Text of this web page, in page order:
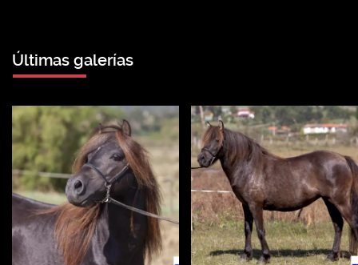
Últimas galerías